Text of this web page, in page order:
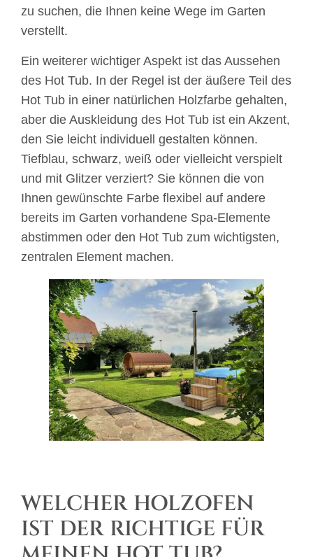
zu suchen, die Ihnen keine Wege im Garten
verstellt.
Ein weiterer wichtiger Aspekt ist das Aussehen
des Hot Tub. In der Regel ist der äußere Teil des
Hot Tub in einer natürlichen Holzfarbe gehalten,
aber die Auskleidung des Hot Tub ist ein Akzent,
den Sie leicht individuell gestalten können.
Tiefblau, schwarz, weiß oder vielleicht verspielt
und mit Glitzer verziert? Sie können die von
Ihnen gewünschte Farbe flexibel auf andere
bereits im Garten vorhandene Spa-Elemente
abstimmen oder den Hot Tub zum wichtigsten,
zentralen Element machen.
WELCHER HOLZOFEN
IST DER RICHTIGE FÜR